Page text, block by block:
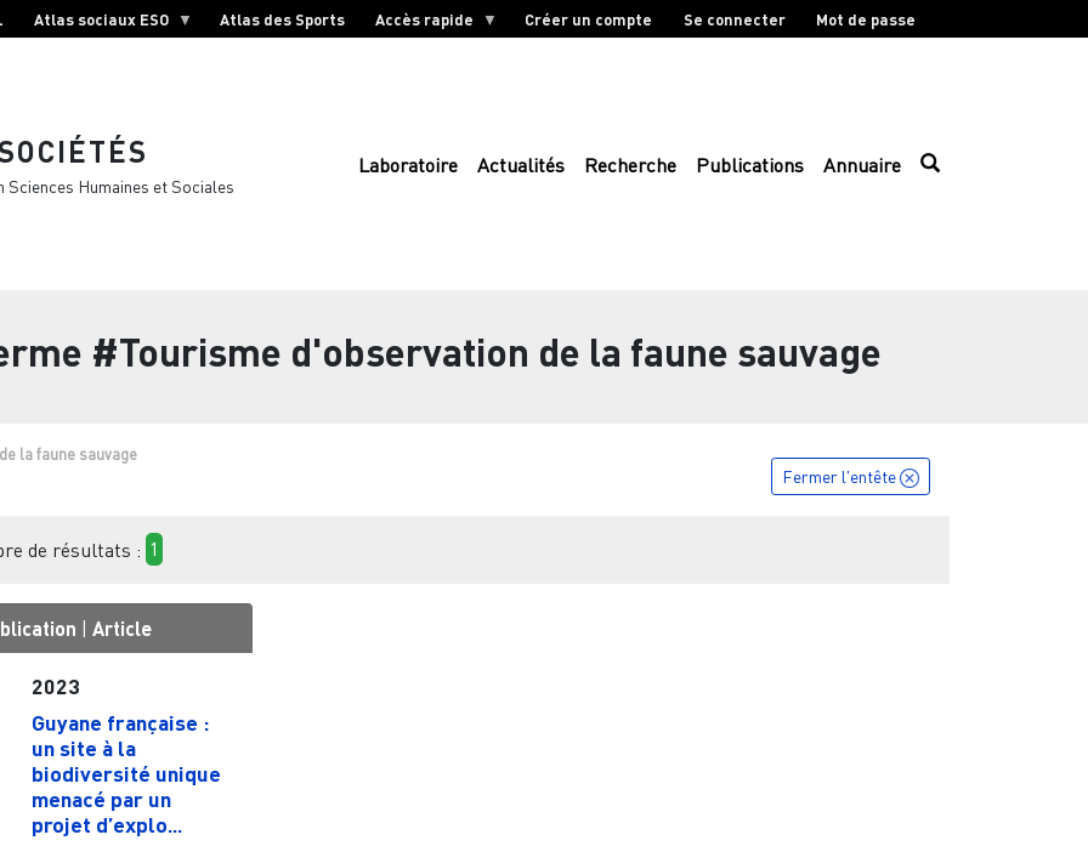
Atlas sociaux ESO Atlas des Sports Accès rapide Créer un compte Se connecter Mot de passe
Humaines et Sociales
Laboratoire Actualités Recherche Publications Annuaire
#Tourisme d'observation de la faune sauvage
la faune sauvage
Fermer l'entête
de résultats : 1
| Article
2023
Guyane française :
un site à la
biodiversité unique
menacé par un
projet d’explo...